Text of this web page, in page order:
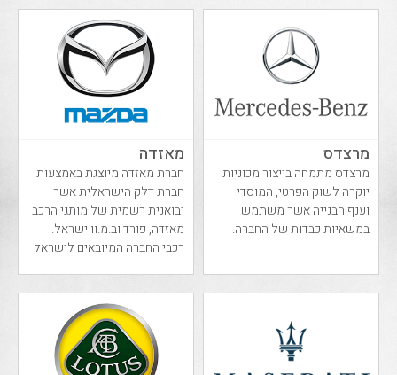
מרצדס
מרצדס מתמחה בייצור מכוניות
יוקרה לשוק הפרטי, המוסדי
וענף הבנייה אשר משתמש
במשאיות כבדות של החברה.
מאזדה
חברת מאזדה מיוצגת באמצעות
חברת דלק הישראלית אשר
יבואנית רשמית של מותגי הרכב
מאזדה, פורד וב.מ.וו ישראל.
רכבי החברה המיובאים לישראל